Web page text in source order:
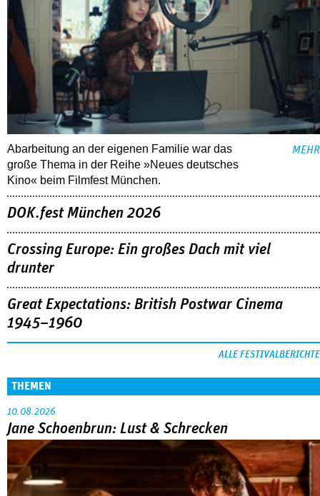
Abarbeitung an der eigenen Familie war das
große Thema in der Reihe »Neues deutsches
Kino« beim Filmfest München.
MEHR
DOK.fest München 2026
Crossing Europe: Ein großes Dach mit viel
drunter
Great Expectations: British Postwar Cinema
1945–1960
ALLE FESTIVALBERICHTE
THEMEN
10.08.2026
Jane Schoenbrun: Lust & Schrecken